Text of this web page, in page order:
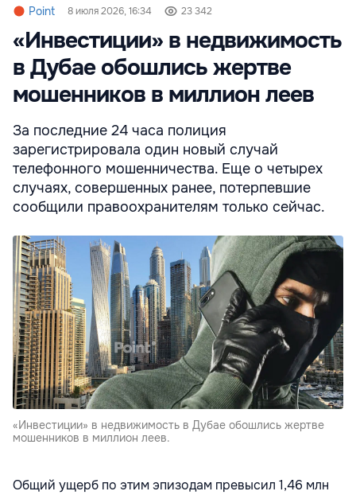
Point 8 июля 2026, 16:34 23 342
«Инвестиции» в недвижимость
в Дубае обошлись жертве
мошенников в миллион леев
За последние 24 часа полиция
зарегистрировала один новый случай
телефонного мошенничества. Еще о четырех
случаях, совершенных ранее, потерпевшие
сообщили правоохранителям только сейчас.
«Инвестиции» в недвижимость в Дубае обошлись жертве
мошенников в миллион леев.
Общий ущерб по этим эпизодам превысил 1,46 млн